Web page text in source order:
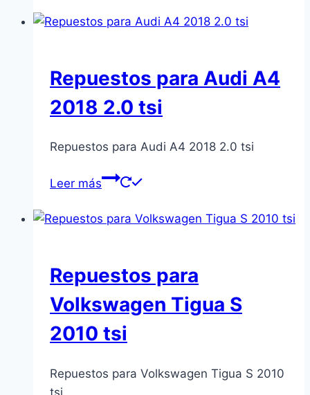
Repuestos para Audi A4
2018 2.0 tsi
Repuestos para Audi A4 2018 2.0 tsi
Leer más
Repuestos para
Volkswagen Tigua S
2010 tsi
Repuestos para Volkswagen Tigua S 2010
tsi